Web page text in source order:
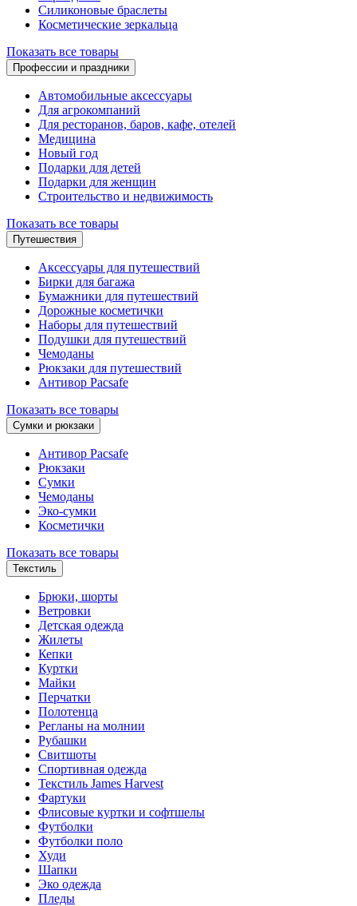
Силиконовые браслеты
Косметические зеркальца
Показать все товары
Профессии и праздники
Автомобильные аксессуары
Для агрокомпаний
Для ресторанов, баров, кафе, отелей
Медицина
Новый год
Подарки для детей
Подарки для женщин
Строительство и недвижимость
Показать все товары
Путешествия
Аксессуары для путешествий
Бирки для багажа
Бумажники для путешествий
Дорожные косметички
Наборы для путешествий
Подушки для путешествий
Чемоданы
Рюкзаки для путешествий
Антивор Pacsafe
Показать все товары
Сумки и рюкзаки
Антивор Pacsafe
Рюкзаки
Сумки
Чемоданы
Эко-сумки
Косметички
Показать все товары
Текстиль
Брюки, шорты
Ветровки
Детская одежда
Жилеты
Кепки
Куртки
Майки
Перчатки
Полотенца
Регланы на молнии
Рубашки
Свитшоты
Спортивная одежда
Текстиль James Harvest
Фартуки
Флисовые куртки и софтшелы
Футболки
Футболки поло
Худи
Шапки
Эко одежда
Пледы